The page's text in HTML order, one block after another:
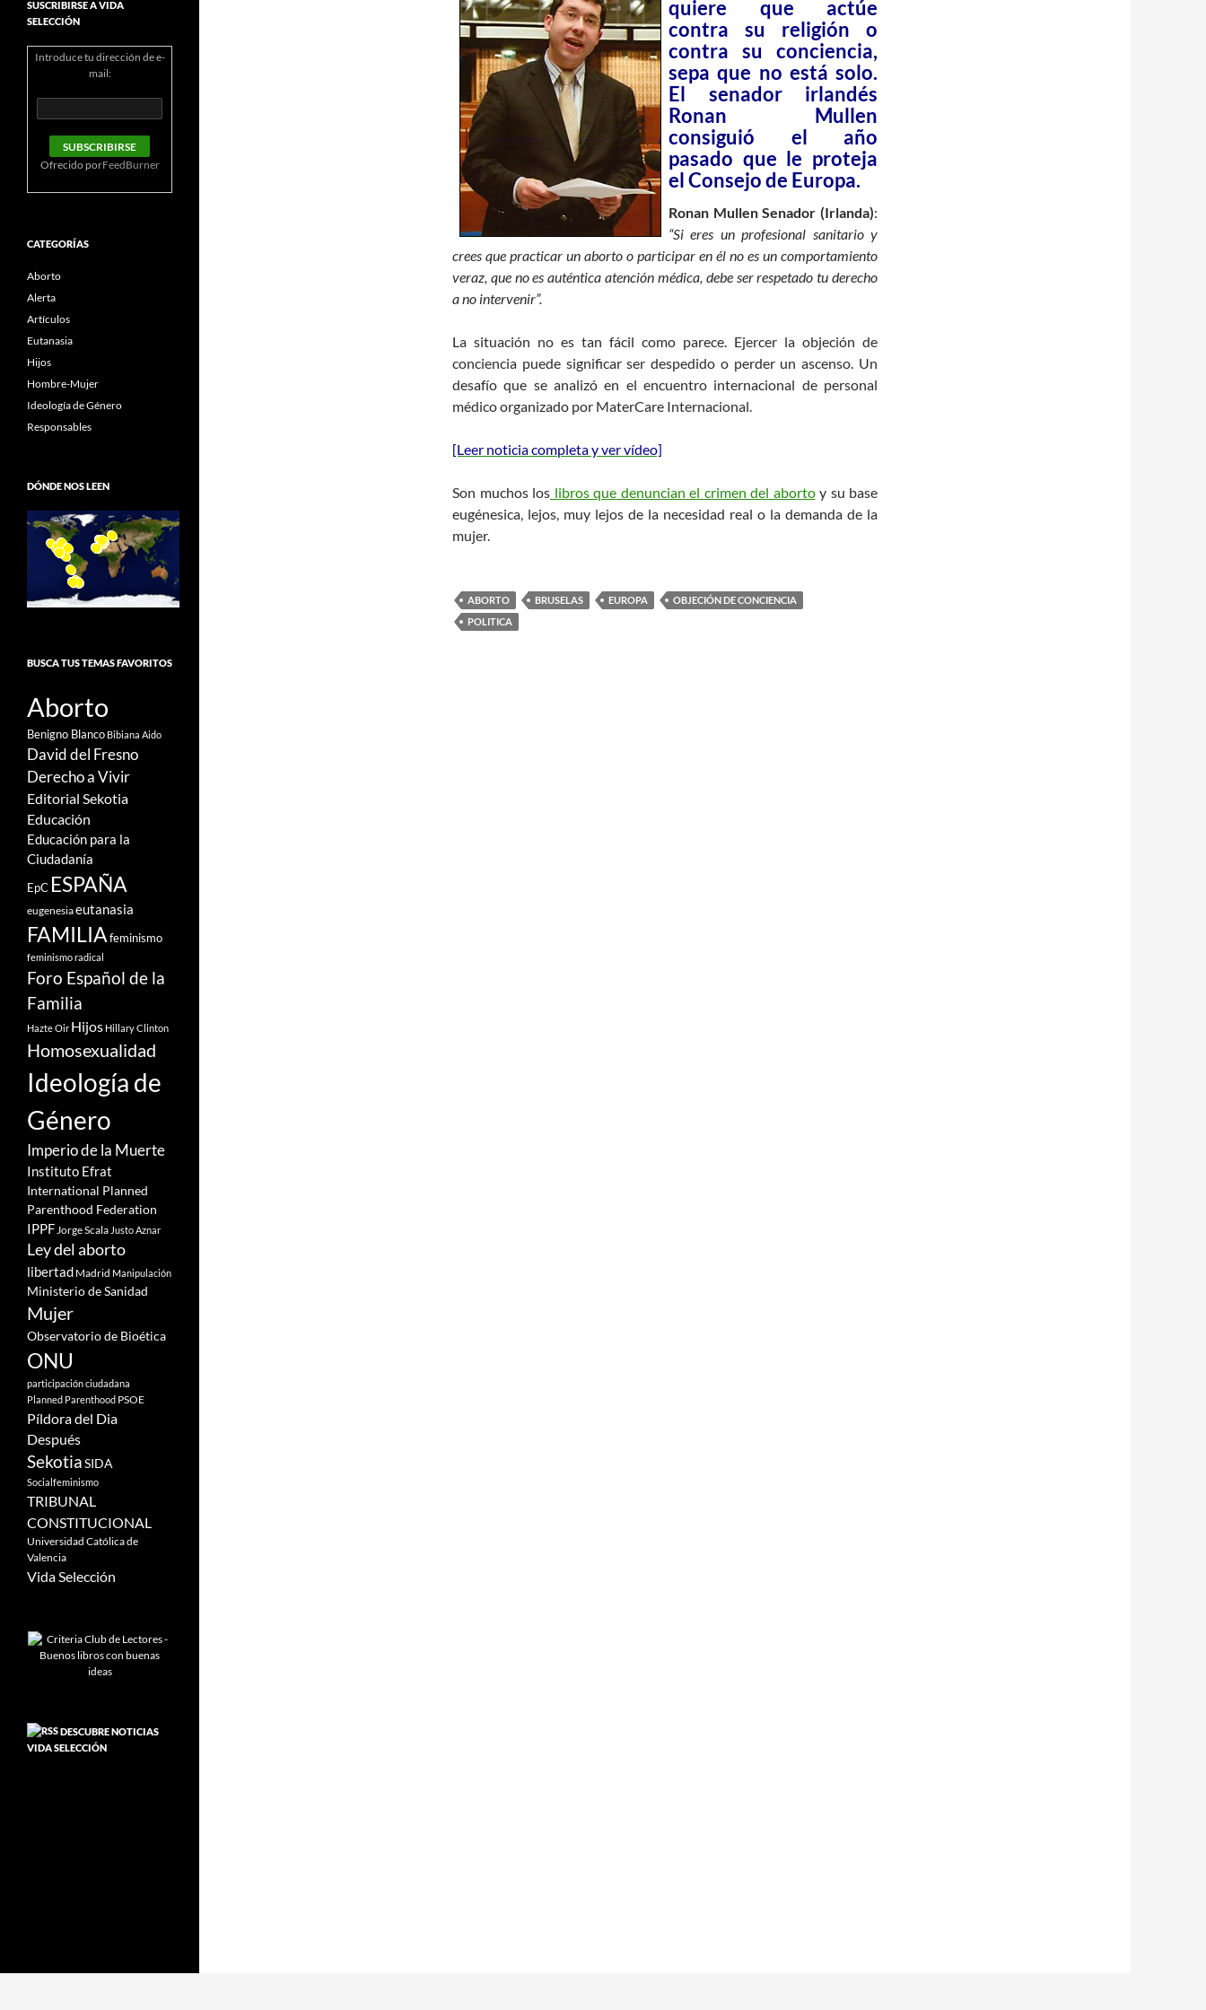
quiere que actúe
contra su religión o
contra su conciencia,
sepa que no está solo.
El senador irlandés
Ronan Mullen
consiguió el año
pasado que le proteja
el Consejo de Europa.
Ronan Mullen Senador (Irlanda):
“Si eres un profesional sanitario y
crees que practicar un aborto o participar en él no es un comportamiento
veraz, que no es auténtica atención médica, debe ser respetado tu derecho
a no intervenir”.
La situación no es tan fácil como parece. Ejercer la objeción de
conciencia puede significar ser despedido o perder un ascenso. Un
desafío que se analizó en el encuentro internacional de personal
médico organizado por MaterCare Internacional.
[Leer noticia completa y ver vídeo]
Son muchos los libros que denuncian el crimen del abortoy su base
eugénesica, lejos, muy lejos de la necesidad real o la demanda de la
mujer.
ABORTO BRUSELAS EUROPA
OBJECIÓN DE CONCIENCIA
POLITICA
SUSCRIBIRSE A VIDA
SELECCIÓN
Introduce tu dirección de e-
mail:
Ofrecido porFeedBurner
CATEGORÍAS
Aborto
Alerta
Artículos
Eutanasia
Hijos
Hombre-Mujer
Ideología de Género
Responsables
DÓNDE NOS LEEN
BUSCA TUS TEMAS FAVORITOS
Aborto
Benigno Blanco Bibiana Aido
David del Fresno
Derecho a Vivir
Editorial Sekotia
Educación
Educación para la
Ciudadanía
EpC ESPAÑA
eugenesiaeutanasia
FAMILIAfeminismo
feminismo radical
Foro Español de la
Familia
Hazte Oir Hijos Hillary Clinton
Homosexualidad
Ideología de
Género
Imperio de la Muerte
Instituto Efrat
International Planned
Parenthood Federation
IPPFJorge Scala Justo Aznar
Ley del aborto
libertad Madrid Manipulación
Ministerio de Sanidad
Mujer
Observatorio de Bioética
ONU
participación ciudadana
Planned Parenthood PSOE
Píldora del Dia
Después
SekotiaSIDA
Socialfeminismo
TRIBUNAL
CONSTITUCIONAL
Universidad Católica de
Valencia
Vida Selección
DESCUBRE NOTICIAS
VIDA SELECCIÓN